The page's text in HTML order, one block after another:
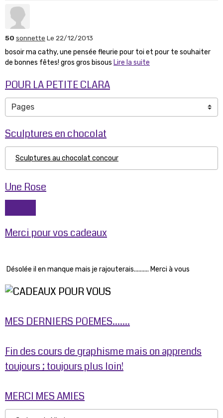
50 sonnette Le 22/12/2013
bosoir ma cathy, une pensée fleurie pour toi et pour te souhaiter
de bonnes fêtes! gros gros bisous Lire la suite
POUR LA PETITE CLARA
Sculptures en chocolat
Sculptures au chocolat concour
Une Rose
Merci pour vos cadeaux
Désolée il en manque mais je rajouterais.......... Merci à vous
MES DERNIERS POEMES.......
Fin des cours de graphisme mais on apprends
toujours ; toujours plus loin!
MERCI MES AMIES